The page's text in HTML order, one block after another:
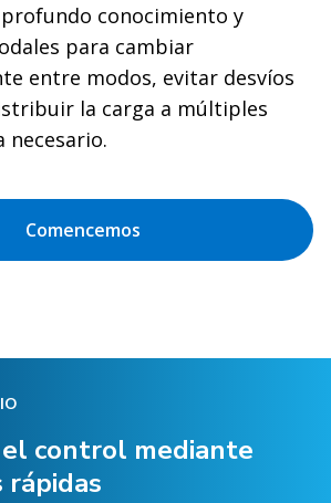
conocimiento y
para cambiar
entre modos, evitar desvíos
la carga a múltiples
necesario.
Comencemos
control mediante
rápidas